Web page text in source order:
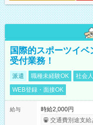
国際的スポーツイ
受付業務！
派遣 職種未経験OK 社会
WEB登録・面接OK
給与
時給2,000円
交通費別途支給